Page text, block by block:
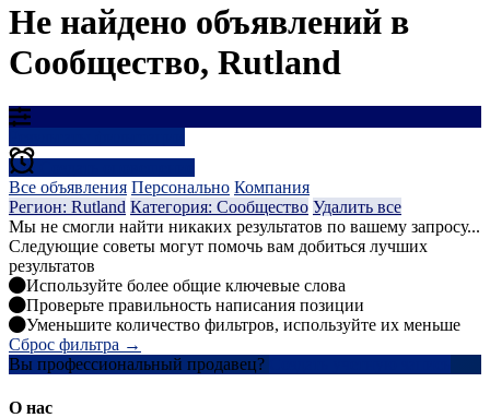
Не найдено объявлений в
Сообщество, Rutland
Все объявления Персонально Компания
Регион: Rutland Категория: Сообщество Удалить все
Мы не смогли найти никаких результатов по вашему запросу...
Следующие советы могут помочь вам добиться лучших
результатов
Используйте более общие ключевые слова
Проверьте правильность написания позиции
Уменьшите количество фильтров, используйте их меньше
Сброс фильтра →
Вы профессиональный продавец?
О нас